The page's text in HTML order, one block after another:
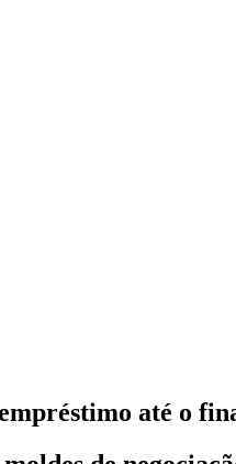
até o